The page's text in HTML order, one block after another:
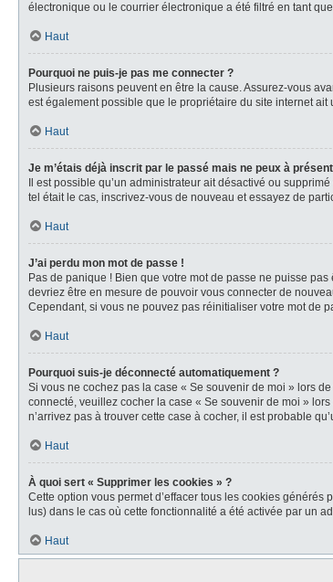
électronique ou le courrier électronique a été filtré en tant
Haut
Pourquoi ne puis-je pas me connecter ?
Plusieurs raisons peuvent en être la cause. Assurez-vous
est également possible que le propriétaire du site internet
Haut
Je m’étais déjà inscrit par le passé mais ne peux à
Il est possible qu’un administrateur ait désactivé ou
tel était le cas, inscrivez-vous de nouveau et essayez de
Haut
J’ai perdu mon mot de passe !
Pas de panique ! Bien que votre mot de passe ne puisse
devriez être en mesure de pouvoir vous connecter de
Cependant, si vous ne pouvez pas réinitialiser votre mot de
Haut
Pourquoi suis-je déconnecté automatiquement ?
Si vous ne cochez pas la case « Se souvenir de moi » lors
connecté, veuillez cocher la case « Se souvenir de moi »
n’arrivez pas à trouver cette case à cocher, il est probable
Haut
À quoi sert « Supprimer les cookies » ?
Cette option vous permet d’effacer tous les cookies
lus) dans le cas où cette fonctionnalité a été activée par un
Haut